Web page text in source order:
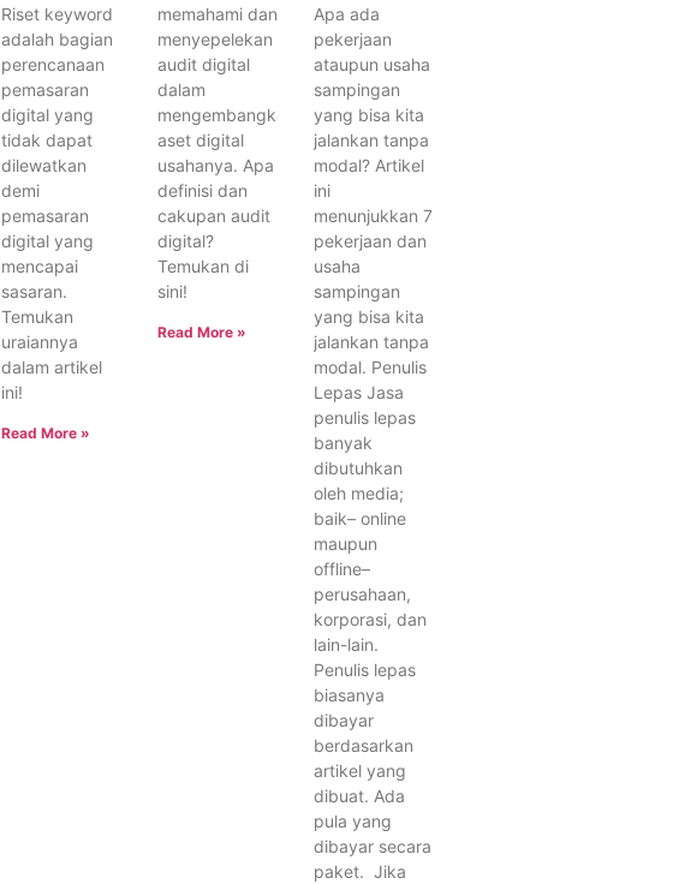
Riset keyword
adalah bagian
perencanaan
pemasaran
digital yang
tidak dapat
dilewatkan
demi
pemasaran
digital yang
mencapai
sasaran.
Temukan
uraiannya
dalam artikel
ini!
Read More »
memahami dan
menyepelekan
audit digital
dalam
mengembangkan
aset digital
usahanya. Apa
definisi dan
cakupan audit
digital?
Temukan di
sini!
Read More »
Apa ada
pekerjaan
ataupun usaha
sampingan
yang bisa kita
jalankan tanpa
modal? Artikel
ini
menunjukkan 7
pekerjaan dan
usaha
sampingan
yang bisa kita
jalankan tanpa
modal. Penulis
Lepas Jasa
penulis lepas
banyak
dibutuhkan
oleh media;
baik– online
maupun
offline–
perusahaan,
korporasi, dan
lain-lain.
Penulis lepas
biasanya
dibayar
berdasarkan
artikel yang
dibuat. Ada
pula yang
dibayar secara
paket. Jika